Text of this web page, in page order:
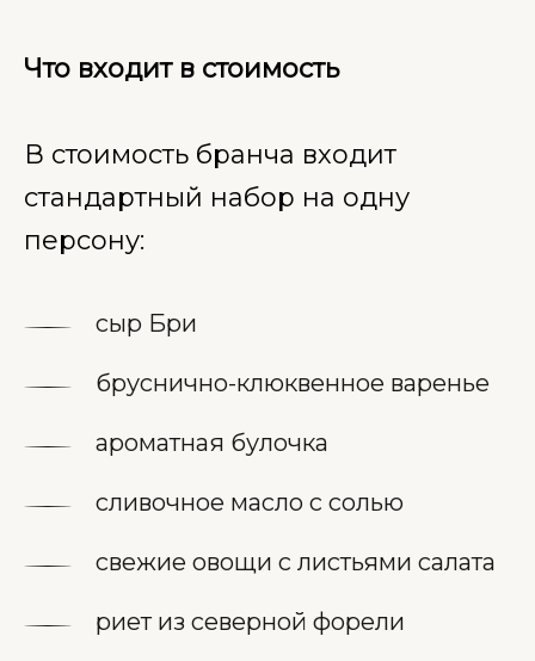
Что входит в стоимость
В стоимость бранча входит
стандартный набор на одну
персону:
сыр Бри
бруснично-клюквенное варенье
ароматная булочка
сливочное масло с солью
свежие овощи с листьями салата
риет из северной форели